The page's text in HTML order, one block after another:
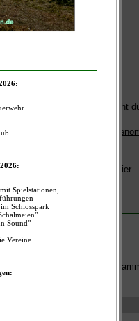
Was wird gesammelt?
Zeitungen
Zeitschriften
Illustrierte
Papier, welches nicht
Was kann leider nicht
durchgefärbtes Papier
Backpapier u.Ä.
Dorf- und Förderverein